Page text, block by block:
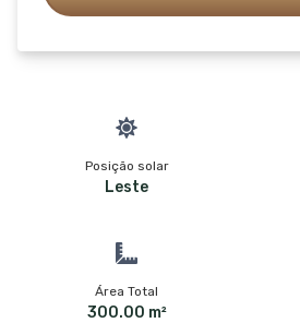
Posição solar
Leste
Área Total
300.00 m²